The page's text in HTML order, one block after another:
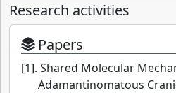
Research activities
Papers
[1]. Shared Molecular
Adamantinomatous